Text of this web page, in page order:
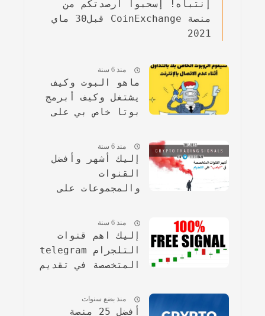
إنتباه! إسحبوا أرصدتكم من
منصة CoinExchange قبل30 ماي
2021
منذ 6 سنة
ماهو البوت وكيف
يشتغل وكيف أبرمج
بوتا خاص بي على
منذ 6 سنة
إليك أشهر وأفضل
القنوات
والمجموعات على
في البامب.
منذ 6 سنة
إليك اهم قنوات
التلجرام telegram
المتخصصة في تقديم
مجانامنذ بضع سنوات
أفضل 25 منصة